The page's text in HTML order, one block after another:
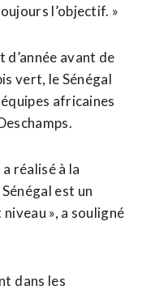
l’objectif. »
d’année avant de
vert, le Sénégal
africaines
a réalisé à la
est un
», a souligné
⁠dans ‌les